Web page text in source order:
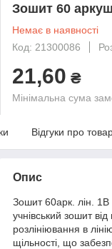
Зошит 60
Немає в наявності
Код: 21300086
21,60 ₴
Мінімальна сума
Відгуки про
Опис
Зошит 60арк. лін.
учнівський зошит
розлініювання в
щільності, що